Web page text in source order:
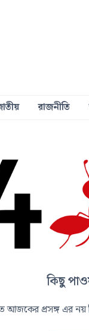
রাজনীতি
কিছু
আজকের প্রসঙ্গ এর নয়